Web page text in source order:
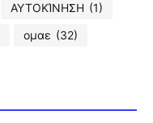
ΑΥΤΟΚΊΝΗΣΗ (1)
ομαε (32)